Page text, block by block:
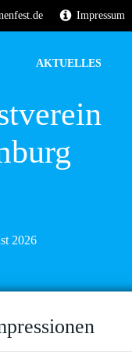
Impressum
AKTUELLES
2026